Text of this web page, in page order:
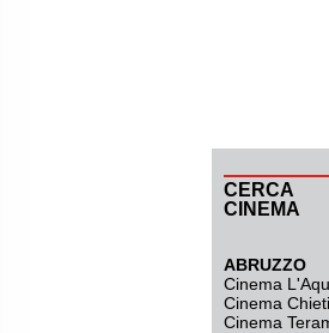
CERCA
CINEMA
ABRUZZO
Cinema
Cinema
Cinema